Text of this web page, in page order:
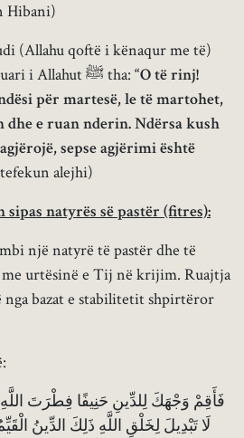
Hibani)
(Allahu qoftë i kënaqur me të)
transmetohet se i Dërguari i Allahut ﷺ tha: “O të rinj!
për martesë, le të martohet,
dhe e ruan nderin. Ndërsa kush
sepse agjërimi është
alejhi)
natyrës së pastër (fitres):
një natyrë të pastër dhe të
urtësinë e Tij në krijim. Ruajtja
nga bazat e stabilitetit shpirtëror
فَأَقِمْ وَجْهَكَ لِلدِّينِ حَنِيفًا فِطْرَتَ
لَا تَبْدِيلَ لِخَلْقِ اللَّهِ ذَلِكَ الدِّينُ